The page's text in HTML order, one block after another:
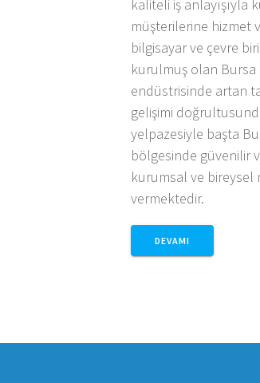
kaliteli iş anlayışıyla
müşterilerine hizmet
bilgisayar ve çevre
kurulmuş olan Bursa
endüstrisinde artan
gelişimi
yelpazesiyle başta
bölgesinde güvenilir
kurumsal ve bireysel
vermektedir.
DEVAMI